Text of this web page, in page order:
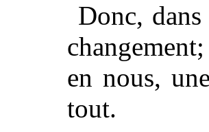
Donc,
en nous,
tout.